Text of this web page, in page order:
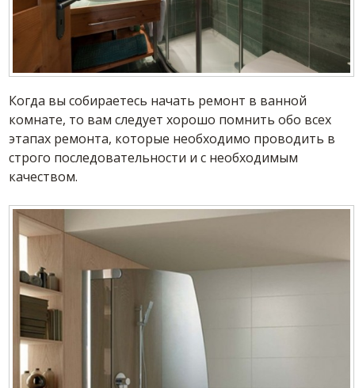
Когда вы собираетесь начать ремонт в ванной
комнате, то вам следует хорошо помнить обо всех
этапах ремонта, которые необходимо проводить в
строго последовательности и с необходимым
качеством.